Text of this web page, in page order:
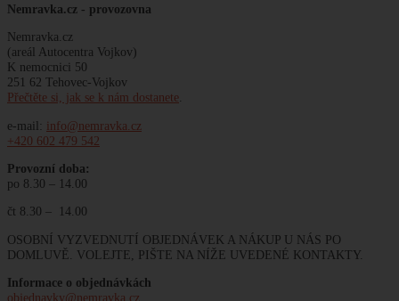
Nemravka.cz - provozovna
Nemravka.cz
(areál Autocentra Vojkov)
K nemocnici 50
251 62 Tehovec-Vojkov
Přečtěte si, jak se k nám dostanete.
e-mail: info@nemravka.cz
+420 602 479 542
Provozní doba:
po 8.30 – 14.00
čt 8.30 – 14.00
OSOBNÍ VYZVEDNUTÍ OBJEDNÁVEK A NÁKUP U NÁS PO
DOMLUVĚ. VOLEJTE, PIŠTE NA NÍŽE UVEDENÉ KONTAKTY.
Informace o objednávkách
objednavky@nemravka.cz